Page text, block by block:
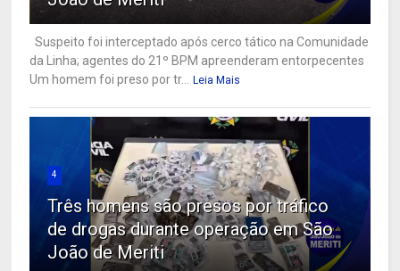
Suspeito foi interceptado após cerco tático na Comunidade
da Linha; agentes do 21º BPM apreenderam entorpecentes
Um homem foi preso por tr... Leia Mais
4
Três homens são presos por tráfico
de drogas durante operação em São
João de Meriti